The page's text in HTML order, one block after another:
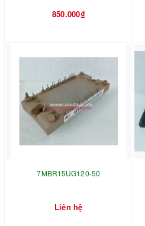
850.000₫
7MBR15UG120-50
Liên hệ